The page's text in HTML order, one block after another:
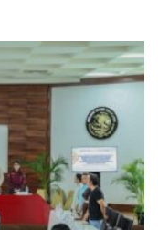
la